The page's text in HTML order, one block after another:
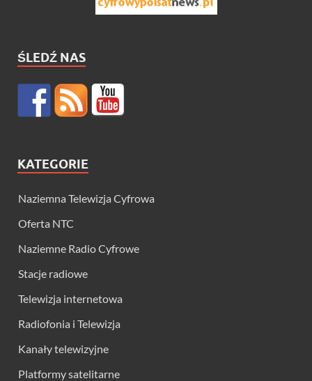
ŚLEDŹ NAS
KATEGORIE
Naziemna Telewizja Cyfrowa
Oferta NTC
Naziemne Radio Cyfrowe
Stacje radiowe
Telewizja internetowa
Radiofonia i Telewizja
Kanały telewizyjne
Platformy satelitarne